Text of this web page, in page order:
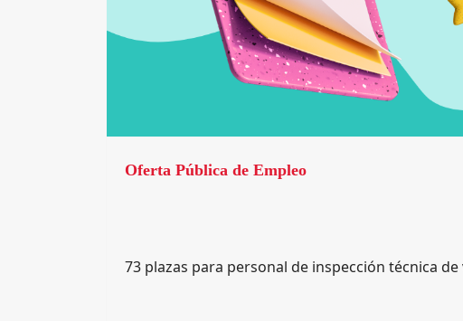
Oferta Pública de Empleo
73 plazas para personal de inspección técnica de